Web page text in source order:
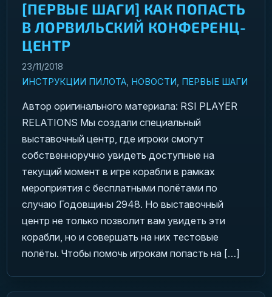
[ПЕРВЫЕ ШАГИ] КАК ПОПАСТЬ
В ЛОРВИЛЬСКИЙ КОНФЕРЕНЦ-
ЦЕНТР
23/11/2018
ИНСТРУКЦИИ ПИЛОТА, НОВОСТИ, ПЕРВЫЕ ШАГИ
Автор оригинального материала: RSI PLAYER
RELATIONS Мы создали специальный
выставочный центр, где игроки смогут
собственноручно увидеть доступные на
текущий момент в игре корабли в рамках
мероприятия с бесплатными полётами по
случаю Годовщины 2948. Но выставочный
центр не только позволит вам увидеть эти
корабли, но и совершать на них тестовые
полёты. Чтобы помочь игрокам попасть на […]